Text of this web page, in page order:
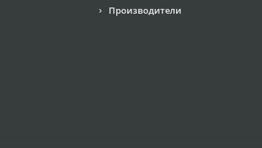
Производители